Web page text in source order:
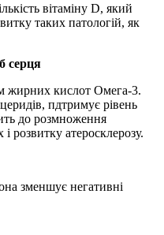
вітаміну D, який
таких патологій, як
серця
жирних кислот Омега-3.
пдтримує рівень
до розмноження
розвитку атеросклерозу.
зменшує негативні